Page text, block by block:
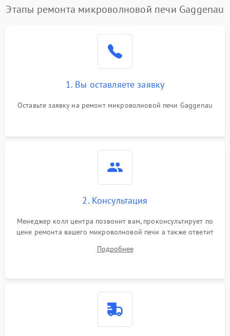
Подробнее →
2200 ₽
Не работают сенсорные
1000 ₽
Этапы ремонта микроволновой печи Gaggenau
1. Вы оставляете заявку
Оставьте заявку на ремонт микроволновой печи Gaggenau
2. Консультация
Менеджер колл центра позвонит вам, проконсультирует по
цене ремонта вашего микроволновой печи а также ответит
Подробнее